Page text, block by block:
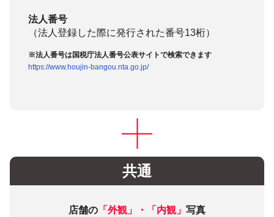
法人番号
（法人登録した際に発行された番号13桁）
※法人番号は国税庁法人番号公表サイトで検索できます
https://www.houjin-bangou.nta.go.jp/
共通
店舗の 「外観」・「内観」 写真